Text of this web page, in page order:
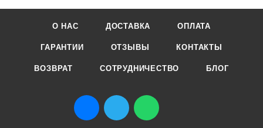
О НАС ДОСТАВКА ОПЛАТА
ГАРАНТИИ ОТЗЫВЫ КОНТАКТЫ
ВОЗВРАТ СОТРУДНИЧЕСТВО БЛОГ